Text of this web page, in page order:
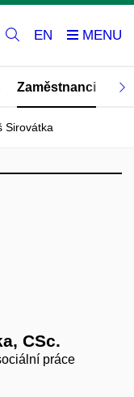
EN
Zaměstnanci
Sirovátka
CSc.
práce